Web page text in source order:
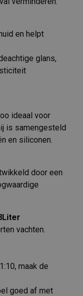
en helpt
glans,
ideaal voor
is samengesteld
en siliconen.
door een
vachten.
maak de
goed af met